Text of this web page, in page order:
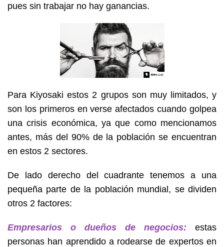
pues sin trabajar no hay ganancias.
Para Kiyosaki estos 2 grupos son muy limitados, y
son los primeros en verse afectados cuando golpea
una crisis económica, ya que como mencionamos
antes, más del 90% de la población se encuentran
en estos 2 sectores.
De lado derecho del cuadrante tenemos a una
pequeña parte de la población mundial, se dividen
otros 2 factores:
Empresarios o dueños de negocios:
estas
personas han aprendido a rodearse de expertos en